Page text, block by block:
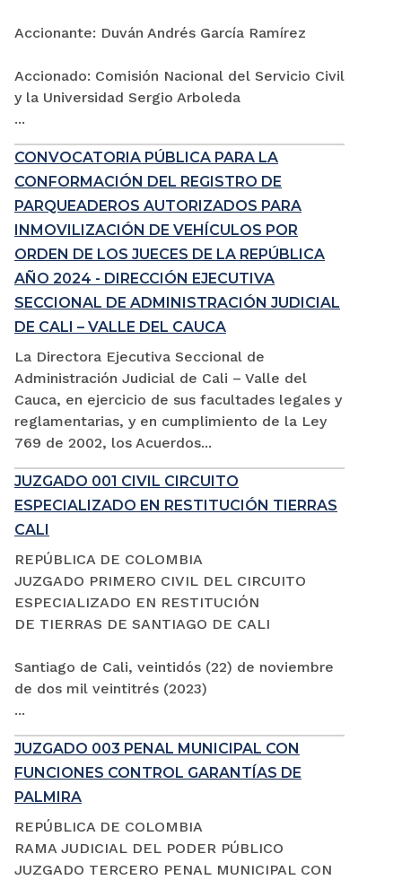
Accionante: Duván Andrés García Ramírez
Accionado: Comisión Nacional del Servicio Civil
y la Universidad Sergio Arboleda
...
CONVOCATORIA PÚBLICA PARA LA
CONFORMACIÓN DEL REGISTRO DE
PARQUEADEROS AUTORIZADOS PARA
INMOVILIZACIÓN DE VEHÍCULOS POR
ORDEN DE LOS JUECES DE LA REPÚBLICA
AÑO 2024 - DIRECCIÓN EJECUTIVA
SECCIONAL DE ADMINISTRACIÓN JUDICIAL
DE CALI – VALLE DEL CAUCA
La Directora Ejecutiva Seccional de
Administración Judicial de Cali – Valle del
Cauca, en ejercicio de sus facultades legales y
reglamentarias, y en cumplimiento de la Ley
769 de 2002, los Acuerdos...
JUZGADO 001 CIVIL CIRCUITO
ESPECIALIZADO EN RESTITUCIÓN TIERRAS
CALI
REPÚBLICA DE COLOMBIA
JUZGADO PRIMERO CIVIL DEL CIRCUITO
ESPECIALIZADO EN RESTITUCIÓN
DE TIERRAS DE SANTIAGO DE CALI
Santiago de Cali, veintidós (22) de noviembre
de dos mil veintitrés (2023)
...
JUZGADO 003 PENAL MUNICIPAL CON
FUNCIONES CONTROL GARANTÍAS DE
PALMIRA
REPÚBLICA DE COLOMBIA
RAMA JUDICIAL DEL PODER PÚBLICO
JUZGADO TERCERO PENAL MUNICIPAL CON